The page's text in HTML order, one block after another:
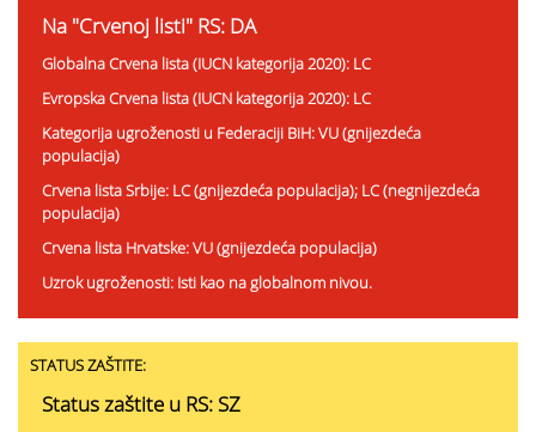
Na "Crvenoj listi" RS: DA
Globalna Crvena lista (IUCN kategorija 2020): LC
Evropska Crvena lista (IUCN kategorija 2020): LC
Kategorija ugroženosti u Federaciji BiH: VU (gnijezdeća
populacija)
Crvena lista Srbije: LC (gnijezdeća populacija); LC (negnijezdeća
populacija)
Crvena lista Hrvatske: VU (gnijezdeća populacija)
Uzrok ugroženosti: Isti kao na globalnom nivou.
STATUS ZAŠTITE:
Status zaštite u RS: SZ